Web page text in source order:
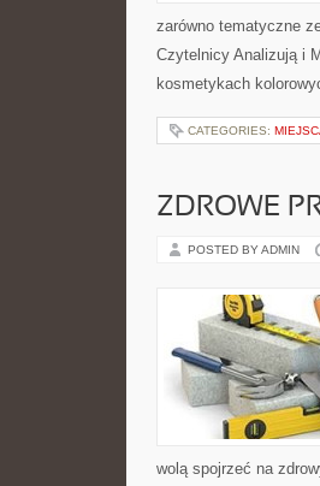
zarówno tematyczne
Czytelnicy Analizują i
kosmetykach
CATEGORIES:
ZDROWE
POSTED BY ADMIN
wolą spojrzeć na